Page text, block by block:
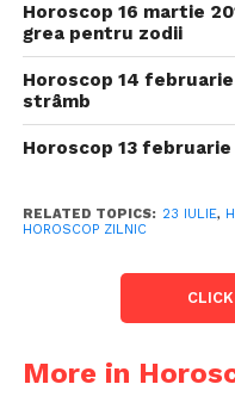
Horoscop 16 martie
grea pentru zodii
Horoscop 14
strâmb
Horoscop 13 februarie
RELATED TOPICS: 23 IULIE,
HOROSCOP ZILNIC
More in